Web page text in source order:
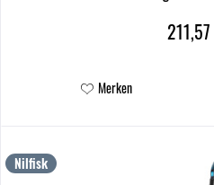
Merken
Nilfisk